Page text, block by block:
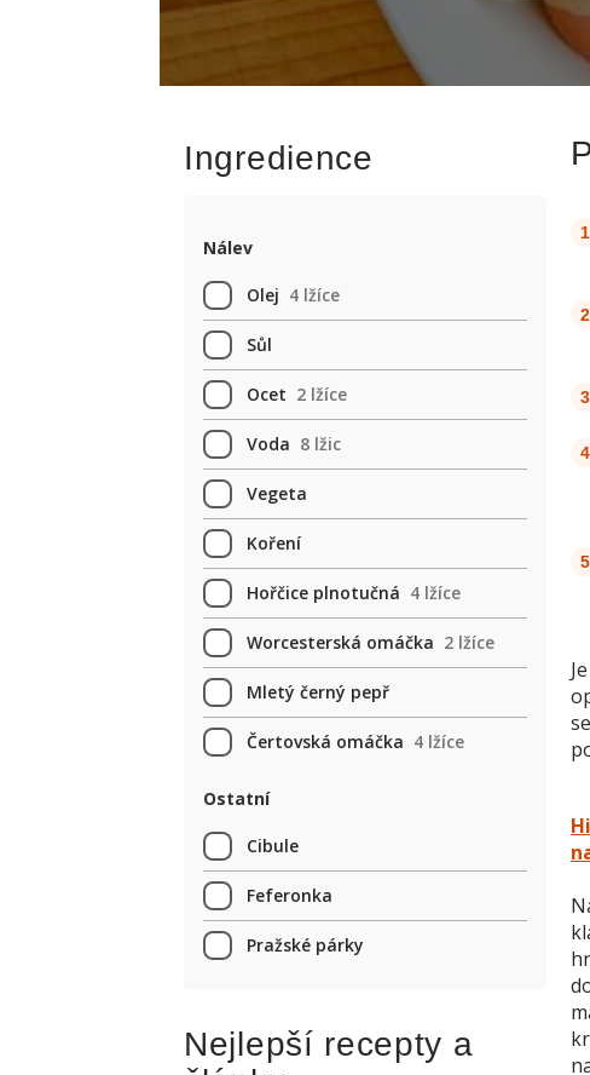
Ingredience
Nálev
Olej 4 lžíce
Sůl
Ocet 2 lžíce
Voda 8 lžic
Vegeta
Koření
Hořčice plnotučná 4 lžíce
Worcesterská omáčka 2 lžíce
Mletý černý pepř
Čertovská omáčka 4 lžíce
Ostatní
Cibule
Feferonka
Pražské párky
Nejlepší recepty a